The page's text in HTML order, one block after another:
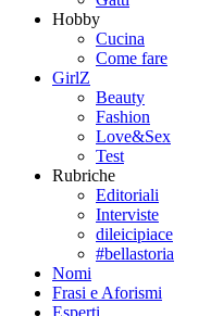
Hobby
Cucina
Come fare
GirlZ
Beauty
Fashion
Love&Sex
Test
Rubriche
Editoriali
Interviste
dileicipiace
#bellastoria
Nomi
Frasi e Aforismi